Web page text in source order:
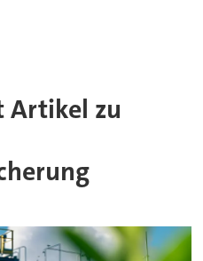
Artikel zu